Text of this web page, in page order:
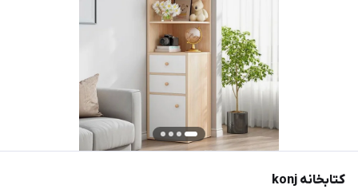
کتابخانه konj